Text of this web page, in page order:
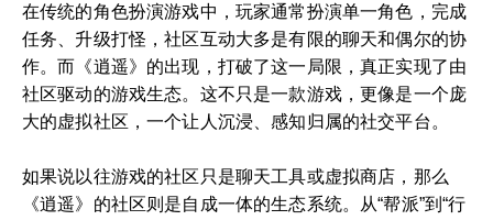
在传统的角色扮演游戏中，玩家通常扮演单一角色，完成
任务、升级打怪，社区互动大多是有限的聊天和偶尔的协
作。而《逍遥》的出现，打破了这一局限，真正实现了由
社区驱动的游戏生态。这不只是一款游戏，更像是一个庞
大的虚拟社区，一个让人沉浸、感知归属的社交平台。
如果说以往游戏的社区只是聊天工具或虚拟商店，那么
《逍遥》的社区则是自成一体的生态系统。从“帮派”到“行